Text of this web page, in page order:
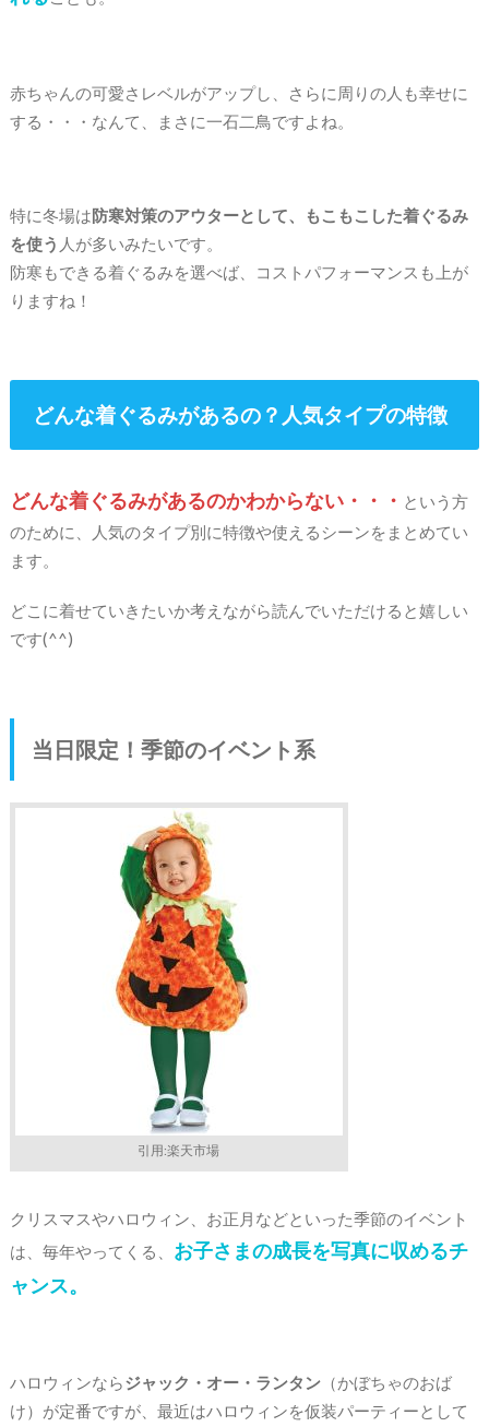
赤ちゃんの可愛さレベルがアップし、さらに周りの人も幸せに
する・・・なんて、まさに一石二鳥ですよね。
特に冬場は防寒対策のアウターとして、もこもこした着ぐるみ
を使う 人が多いみたいです。
防寒もできる着ぐるみを選べば、コストパフォーマンスも上が
りますね！
どんな着ぐるみがあるの？人気タイプの特徴
どんな着ぐるみがあるのかわからない・・・ という方
のために、人気のタイプ別に特徴や使えるシーンをまとめてい
ます。
どこに着せていきたいか考えながら読んでいただけると嬉しい
です(^^)
当日限定！季節のイベント系
引用:楽天市場
クリスマスやハロウィン、お正月などといった季節のイベント
は、毎年やってくる、 お子さまの成長を写真に収めるチ
ャンス。
ハロウィンならジャック・オー・ランタン（かぼちゃのおば
け）が定番ですが、最近はハロウィンを仮装パーティーとして